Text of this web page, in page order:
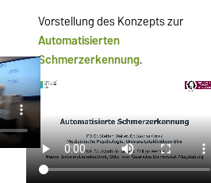
Vorstellung des Konzepts zur
Automatisierten
Schmerzerkennung.